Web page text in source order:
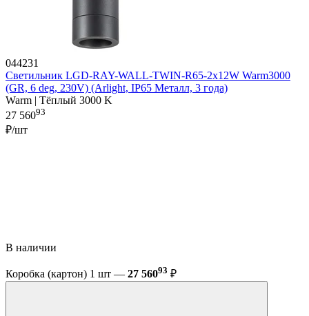
044231
Светильник LGD-RAY-WALL-TWIN-R65-2x12W Warm3000
(GR, 6 deg, 230V) (Arlight, IP65 Металл, 3 года)
Warm | Тёплый 3000 K
27 56093
₽/шт
В наличии
Коробка (картон) 1 шт — 27 56093 ₽